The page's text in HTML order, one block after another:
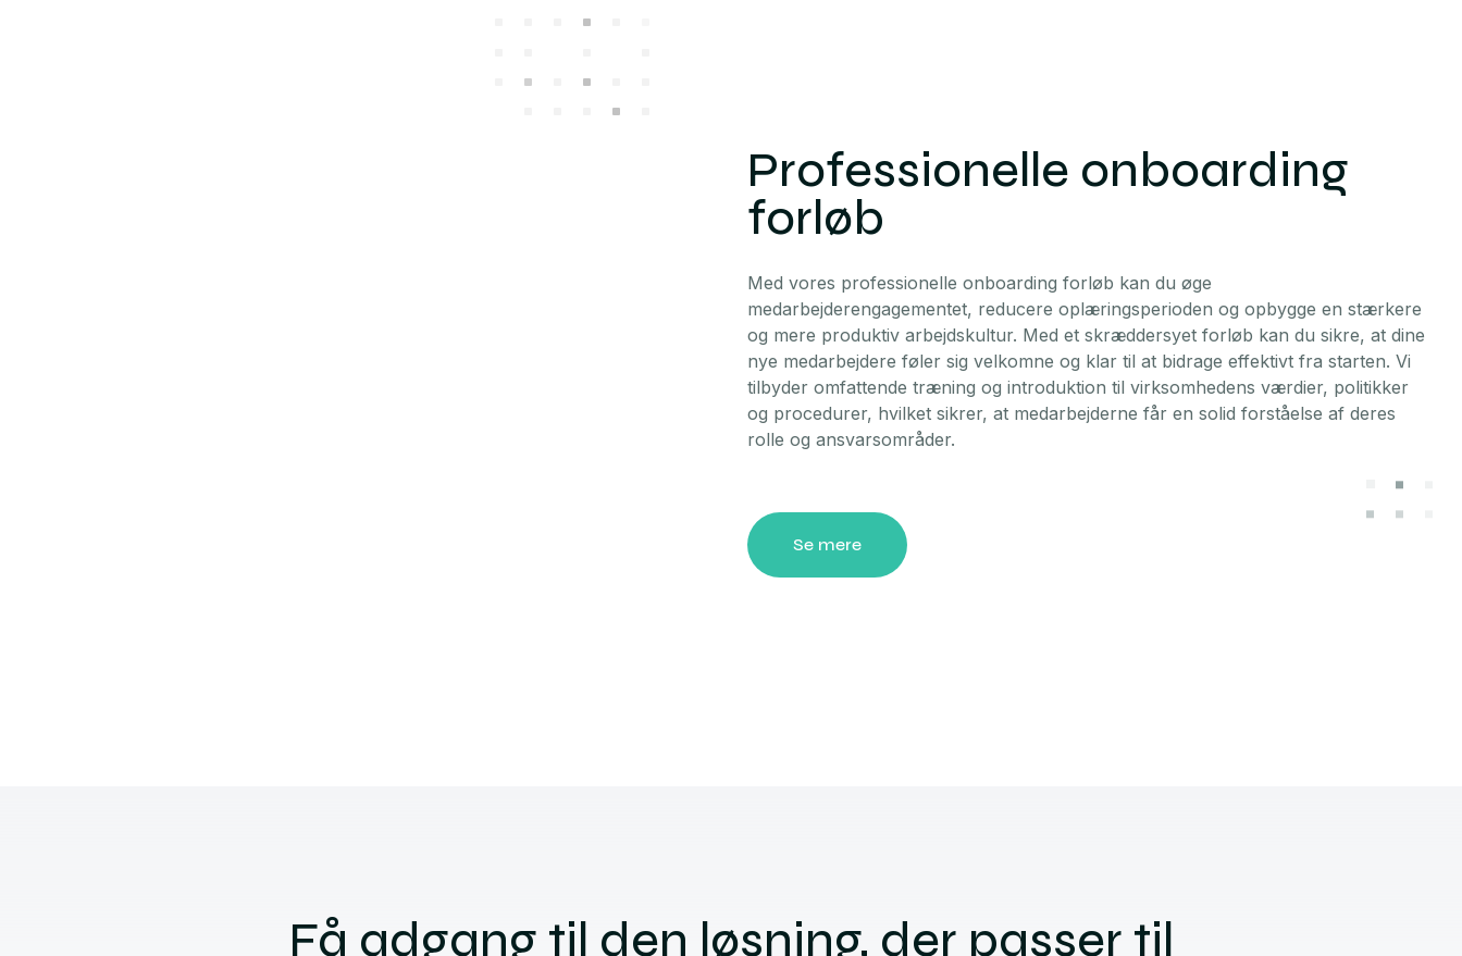
Professionelle onboarding
forløb
Med vores professionelle onboarding forløb kan du øge
medarbejderengagementet, reducere oplæringsperioden og opbygge en stærkere
og mere produktiv arbejdskultur. Med et skræddersyet forløb kan du sikre, at dine
nye medarbejdere føler sig velkomne og klar til at bidrage effektivt fra starten. Vi
tilbyder omfattende træning og introduktion til virksomhedens værdier, politikker
og procedurer, hvilket sikrer, at medarbejderne får en solid forståelse af deres
rolle og ansvarsområder.
Se mere
Få adgang til den løsning, der passer til